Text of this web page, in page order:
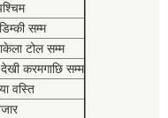
सम्म
टोल सम्म
करमगाछि सम्म
वस्ति